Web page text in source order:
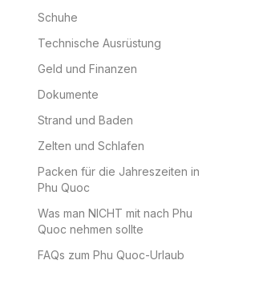
Schuhe
Technische Ausrüstung
Geld und Finanzen
Dokumente
Strand und Baden
Zelten und Schlafen
Packen für die Jahreszeiten in
Phu Quoc
Was man NICHT mit nach Phu
Quoc nehmen sollte
FAQs zum Phu Quoc-Urlaub